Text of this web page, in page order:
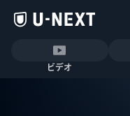
ビデオ